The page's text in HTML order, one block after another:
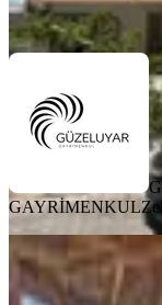
Ara
GAYRİMENKUL
SİTE İÇİ